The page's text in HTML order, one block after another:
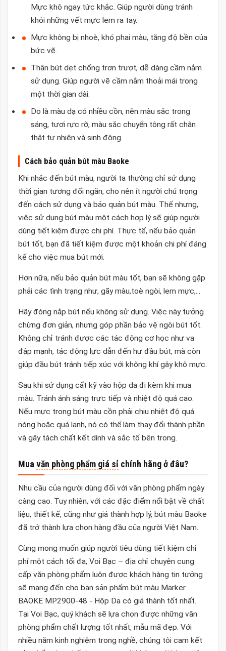
Mực khô ngay tức khắc. Giúp người dùng tránh
khỏi những vết mực lem ra tay.
Mực không bị nhoè, khó phai màu, tăng độ bền của
bức vẽ.
Thân bút dẹt chống trơn trượt, dễ dàng cầm nắm
sử dụng. Giúp người vẽ cầm nắm thoải mái trong
một thời gian dài.
Do là màu dạ có nhiều cồn, nên màu sắc trong
sáng, tươi rực rỡ, màu sắc chuyển tông rất chân
thật tự nhiên và sinh động.
Cách bảo quản bút màu Baoke
Khi nhắc đến bút màu, người ta thường chỉ sử dụng
thời gian tương đối ngắn, cho nên ít người chú trọng
đến cách sử dụng và bảo quản bút màu. Thế nhưng,
việc sử dụng bút màu một cách hợp lý sẽ giúp người
dùng tiết kiệm được chi phí. Thực tế, nếu bảo quản
bút tốt, bạn đã tiết kiệm được một khoản chi phí đáng
kể cho việc mua bút mới.
Hơn nữa, nếu bảo quản bút màu tốt, bạn sẽ không gặp
phải các tình trạng như, gãy màu,toè ngòi, lem mực,...
Hãy đóng nắp bút nếu không sử dụng. Việc này tưởng
chừng đơn giản, nhưng góp phần bảo vệ ngòi bút tốt.
Không chỉ tránh được các tác động cơ học như va
đập mạnh, tác động lực dẫn đến hư đầu bút, mà còn
giúp đầu bút tránh tiếp xúc với không khí gây khô mực.
Sau khi sử dụng cất kỹ vào hộp da đi kèm khi mua
màu. Tránh ánh sáng trực tiếp và nhiệt độ quá cao.
Nếu mực trong bút màu cồn phải chịu nhiệt độ quá
nóng hoặc quá lạnh, nó có thể làm thay đổi thành phần
và gây tách chất kết dính và sắc tố bên trong.
Mua văn phòng phẩm giá sỉ chính hãng ở đâu?
Nhu cầu của người dùng đối với văn phòng phẩm ngày
càng cao. Tuy nhiên, với các đặc điểm nổi bật về chất
liệu, thiết kế, cũng như giá thành hợp lý, bút màu Baoke
đã trở thành lựa chọn hàng đầu của người Việt Nam.
Cùng mong muốn giúp người tiêu dùng tiết kiệm chi
phí một cách tối đa, Voi Bạc – địa chỉ chuyên cung
cấp văn phòng phẩm luôn được khách hàng tin tưởng
sẽ mang đến cho bạn sản phẩm bút màu Marker
BAOKE MP2900-48 - Hộp Da có giá thành tốt nhất.
Tại Voi Bạc, quý khách sẽ lựa chọn được những văn
phòng phẩm chất lượng tốt nhất, mẫu mã đẹp. Với
nhiều năm kinh nghiệm trong nghề, chúng tôi cam kết